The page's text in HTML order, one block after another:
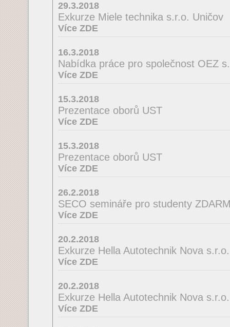
29.3.2018
Exkurze Miele technika s.r.o. Uničov
Více ZDE
16.3.2018
Nabídka práce pro společnost OEZ
Více ZDE
15.3.2018
Prezentace oborů UST
Více ZDE
15.3.2018
Prezentace oborů UST
Více ZDE
26.2.2018
SECO semináře pro studenty
Více ZDE
20.2.2018
Exkurze Hella Autotechnik Nova
Více ZDE
20.2.2018
Exkurze Hella Autotechnik Nova
Více ZDE